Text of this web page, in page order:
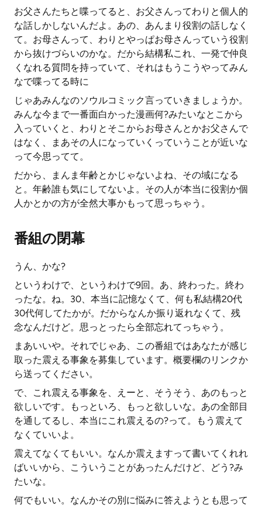
お父さんたちと喋ってると、お父さんってわりと個人的
な話しかしないんだよ。あの、あんまり役割の話しなく
て。お母さんって、わりとやっぱお母さんっていう役割
から抜けづらいのかな。だから結構私これ、一発で仲良
くなれる質問を持っていて、それはもうこうやってみん
なで喋ってる時に
じゃあみんなのソウルコミック言っていきましょうか。
みんな今まで一番面白かった漫画何?みたいなとこから
入っていくと、わりとそこからお母さんとかお父さんで
はなく、まあその人になっていくっていうことが近いな
って今思ってて。
だから、まんま年齢とかじゃないよね、その域になる
と。年齢誰も気にしてないよ。その人が本当に役割か個
人かとかの方が全然大事かもって思っちゃう。
番組の閉幕
うん、かな?
というわけで、というわけで9回。あ、終わった。終わ
ったな。ね。30、本当に記憶なくて、何も私結構20代
30代何してたかが。だからなんか振り返れなくて、残
念なんだけど。思っとったら全部忘れてっちゃう。
まあいいや。それでじゃあ、この番組ではあなたが感じ
取った震える事象を募集しています。概要欄のリンクか
ら送ってください。
で、これ震える事象を、えーと、そうそう、あのもっと
欲しいです。もっといろ、もっと欲しいな。あの全部目
を通してるし、本当にこれ震えるの?って。もう震えて
なくていいよ。
震えてなくてもいい。なんか震えますって書いてくれれ
ばいいから、こういうことがあったんだけど、どう?み
たいな。
何でもいい。なんかその別に悩みに答えようとも思って